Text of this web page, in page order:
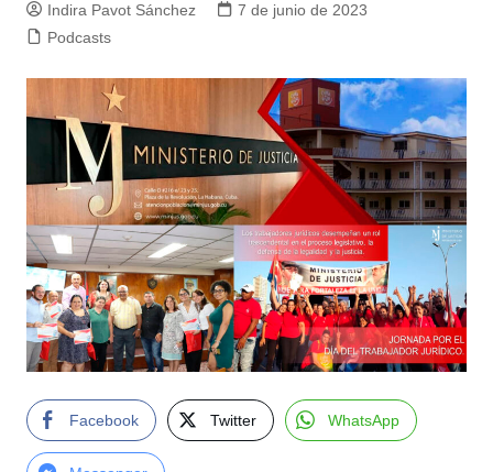
Indira Pavot Sánchez
7 de junio de 2023
Podcasts
Facebook Twitter WhatsApp